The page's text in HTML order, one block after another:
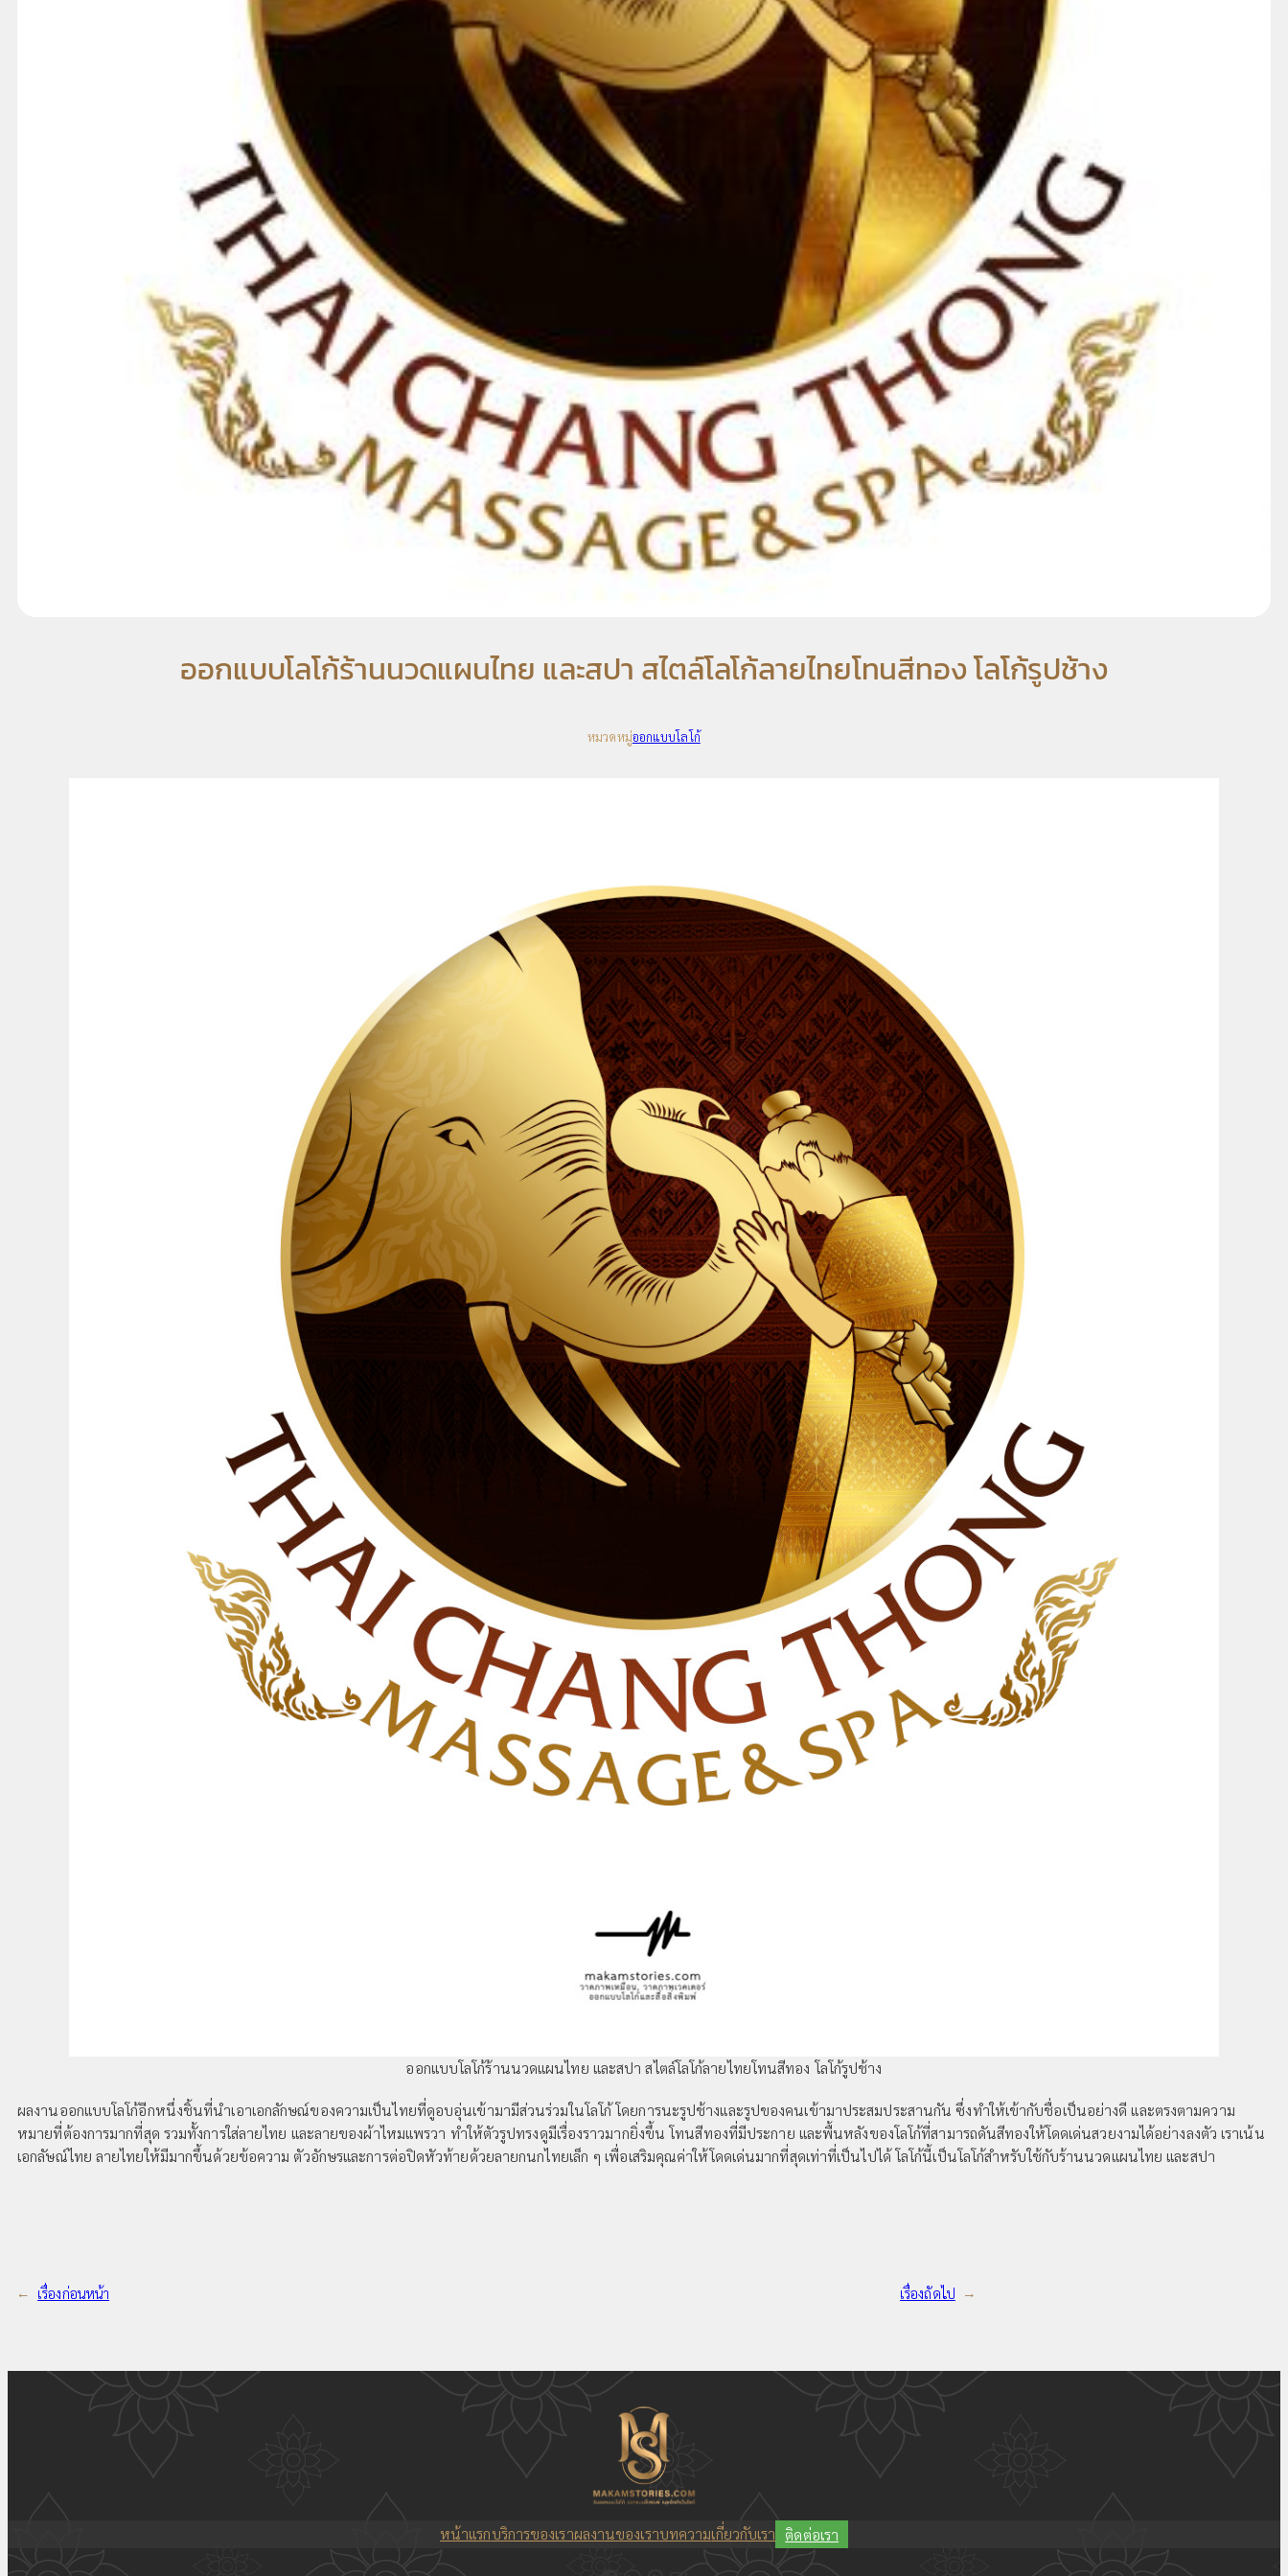
ออกแบบโลโก้ร้านนวดแผนไทย และสปา สไตล์โลโก้ลายไทยโทนสีทอง โลโก้รูปช้าง
หมวดหมู่ออกแบบโลโก้
ออกแบบโลโก้ร้านนวดแผนไทย และสปา สไตล์โลโก้ลายไทยโทนสีทอง โลโก้รูปช้าง
ผลงานออกแบบโลโก้อีกหนึ่งชิ้นที่นำเอาเอกลักษณ์ของความเป็นไทยที่ดูอบอุ่นเข้ามามีส่วนร่วมในโลโก้ โดยการนะรูปช้างและรูปของคนเข้ามาประสมประสานกัน ซึ่งทำให้เข้ากับชื่อเป็นอย่างดี และตรงตามความ
หมายที่ต้องการมากที่สุด รวมทั้งการใส่ลายไทย และลายของผ้าไหมแพรวา ทำให้ตัวรูปทรงดูมีเรื่องราวมากยิ่งขึ้น โทนสีทองที่มีประกาย และพื้นหลังของโลโก้ที่สามารถดันสีทองให้โดดเด่นสวยงามได้อย่างลงตัว เราเน้น
เอกลัษณ์ไทย ลายไทยให้มีมากขึ้นด้วยข้อความ ตัวอักษรและการต่อปิดหัวท้ายด้วยลายกนกไทยเล็ก ๆ เพื่อเสริมคุณค่าให้โดดเด่นมากที่สุดเท่าที่เป็นไปได้ โลโก้นี้เป็นโลโก้สำหรับใช้กับร้านนวดแผนไทย และสปา
← เรื่องก่อนหน้า เรื่องถัดไป →
หน้าแรกบริการของเราผลงานของเราบทความเกี่ยวกับเรา ติดต่อเรา